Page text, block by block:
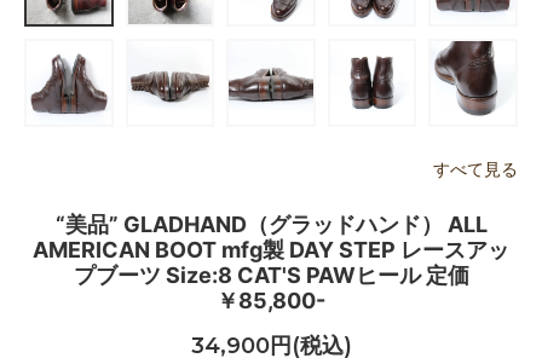
すべて見る
“美品” GLADHAND（グラッドハンド） ALL
AMERICAN BOOT mfg製 DAY STEP レースアッ
プブーツ Size:8 CAT'S PAWヒール 定価
￥85,800-
34,900円(税込)